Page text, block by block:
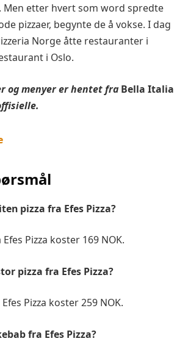
Men etter hvert som word spredte
pizzaer, begynte de å vokse. I dag
Norge åtte restauranter i
i Oslo.
og menyer er hentet fra Bella Italia
pizza fra Efes Pizza?
Pizza koster 169 NOK.
pizza fra Efes Pizza?
Pizza koster 259 NOK.
fra Efes Pizza?